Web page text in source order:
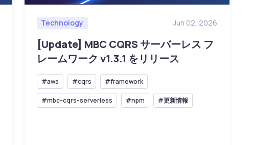
Technology Jun 02, 2026
[Update] MBC CQRS サーバーレス フ
レームワーク v1.3.1 をリリース
#aws #cqrs #framework
#mbc-cqrs-serverless #npm #更新情報